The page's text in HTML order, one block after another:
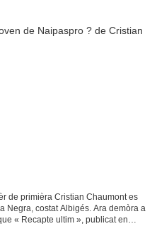
de primièra Cristian Chaumont es
Negra, costat Albigés. Ara demòra a
« Recapte ultim », publicat en